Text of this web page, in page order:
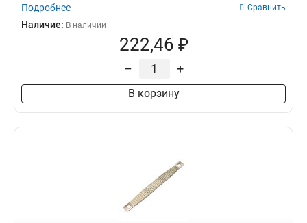
Подробнее Сравнить
Наличие: В наличии
222,46 ₽
– +
В корзину